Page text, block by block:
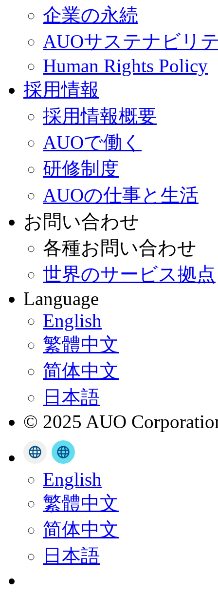
企業の永続
AUOサステナビリ
Human Rights Policy
採用情報
採用情報概要
AUOで働く
研修制度
AUOの仕事と生活
お問い合わせ
各種お問い合わせ
世界のサービス拠点
Language
English
繁體中文
简体中文
日本語
© 2025 AUO
English
繁體中文
简体中文
日本語